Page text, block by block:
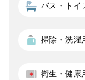
バス・トイ
掃除・洗濯
衛生・健康